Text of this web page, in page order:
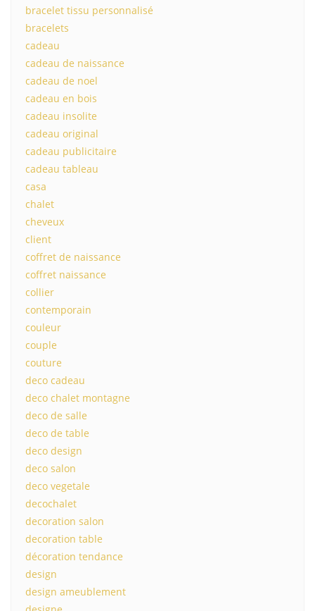
bracelet tissu personnalisé
bracelets
cadeau
cadeau de naissance
cadeau de noel
cadeau en bois
cadeau insolite
cadeau original
cadeau publicitaire
cadeau tableau
casa
chalet
cheveux
client
coffret de naissance
coffret naissance
collier
contemporain
couleur
couple
couture
deco cadeau
deco chalet montagne
deco de salle
deco de table
deco design
deco salon
deco vegetale
decochalet
decoration salon
decoration table
décoration tendance
design
design ameublement